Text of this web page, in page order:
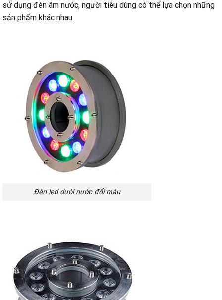
sử dụng đèn âm nước, người tiêu dùng có thể lựa chọn những
sản phẩm khác nhau.
Đèn led dưới nước đổi màu